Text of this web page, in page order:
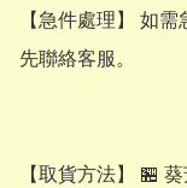
【急件處理】 如
先聯絡客服。
【取貨方法】 🏪